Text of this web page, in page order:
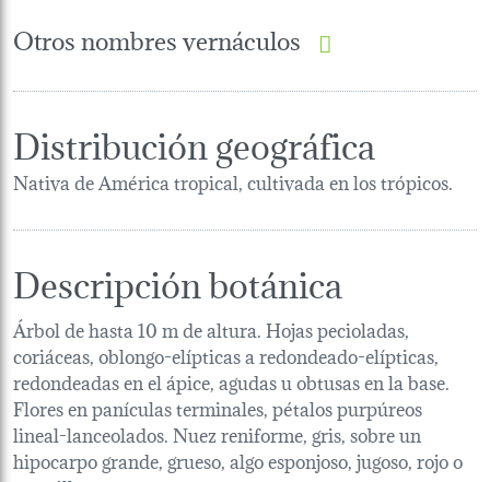
Otros nombres vernáculos
Distribución geográfica
Nativa de América tropical, cultivada en los trópicos.
Descripción botánica
Árbol de hasta 10 m de altura. Hojas pecioladas,
coriáceas, oblongo-elípticas a redondeado-elípticas,
redondeadas en el ápice, agudas u obtusas en la base.
Flores en panículas terminales, pétalos purpúreos
lineal-lanceolados. Nuez reniforme, gris, sobre un
hipocarpo grande, grueso, algo esponjoso, jugoso, rojo o